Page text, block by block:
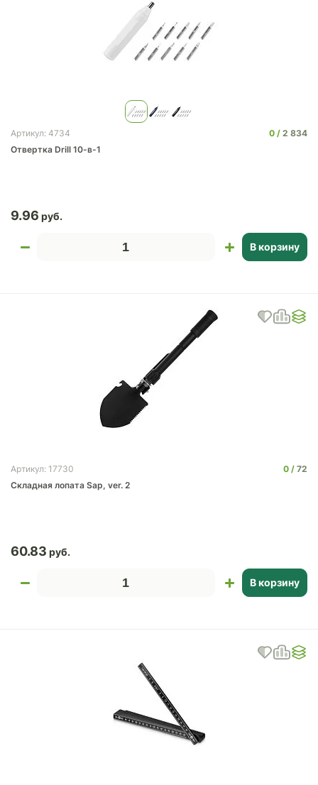
Артикул: 4734 0
2 834
Отвертка Drill 10-в-1
9.96
В корзину
Артикул: 17730 0
72
Складная лопата Sap, ver. 2
60.83
В корзину